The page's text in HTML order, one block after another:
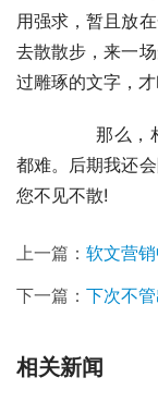
用强求，暂且放
去散散步，来一
过雕琢的文字，才
都难。后期我还
您不见不散!
上一篇： 软文营
下一篇： 下次不管
相关新闻